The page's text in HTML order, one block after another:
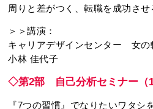
周りと差がつく、転職を成功させ
＞＞講演：
キャリアデザインセンター 女
小林 佳代子
◇第2部 自己分析セミナー（
『7つの習慣』でなりたいワタシ